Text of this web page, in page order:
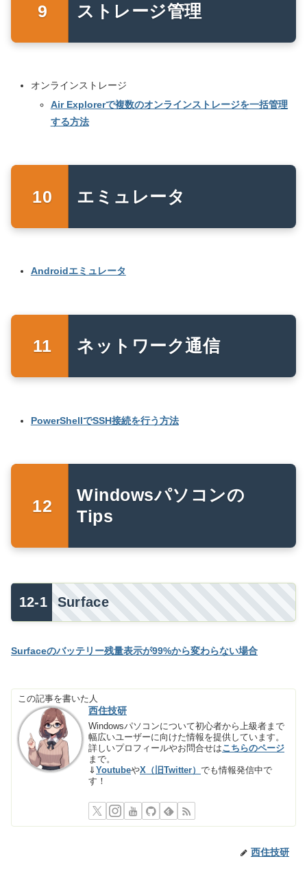
ストレージ管理
オンラインストレージ
Air Explorerで複数のオンラインストレージを一括管理
する方法
エミュレータ
Androidエミュレータ
ネットワーク通信
PowerShellでSSH接続を行う方法
Windowsパソコンの
Tips
Surface
Surfaceのバッテリー残量表示が99%から変わらない場合
この記事を書いた人
西住技研
Windowsパソコンについて初心者から上級者まで
幅広いユーザーに向けた情報を提供しています。
詳しいプロフィールやお問合せはこちらのページ
まで。
⇓YoutubeやX（旧Twitter）でも情報発信中で
す！
西住技研